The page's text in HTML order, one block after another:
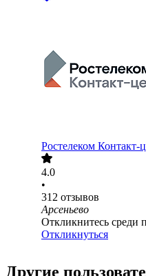
Ростелеком Контакт-
4.0
•
312 отзывов
Арсеньево
Откликнитесь среди
Откликнуться
Другие